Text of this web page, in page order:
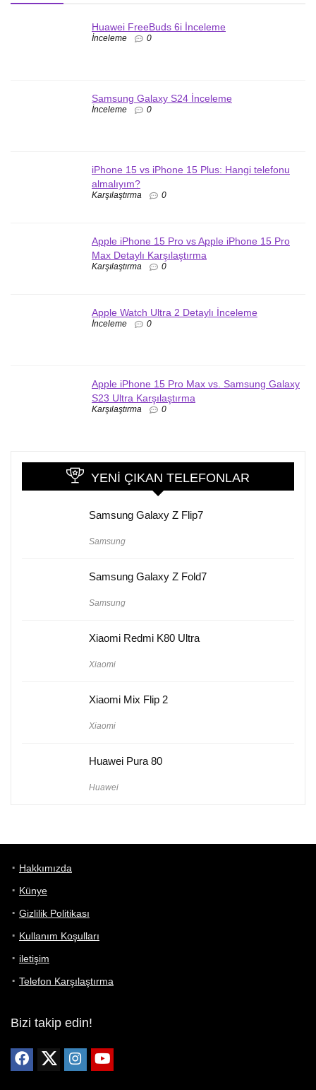
Huawei FreeBuds 6i İnceleme
İnceleme 0
Samsung Galaxy S24 İnceleme
İnceleme 0
iPhone 15 vs iPhone 15 Plus: Hangi telefonu
almalıyım?
Karşılaştırma 0
Apple iPhone 15 Pro vs Apple iPhone 15 Pro
Max Detaylı Karşılaştırma
Karşılaştırma 0
Apple Watch Ultra 2 Detaylı İnceleme
İnceleme 0
Apple iPhone 15 Pro Max vs. Samsung Galaxy
S23 Ultra Karşılaştırma
Karşılaştırma 0
YENI ÇIKAN TELEFONLAR
Samsung Galaxy Z Flip7
Samsung
Samsung Galaxy Z Fold7
Samsung
Xiaomi Redmi K80 Ultra
Xiaomi
Xiaomi Mix Flip 2
Xiaomi
Huawei Pura 80
Huawei
Hakkımızda
Künye
Gizlilik Politikası
Kullanım Koşulları
iletişim
Telefon Karşılaştırma
Bizi takip edin!